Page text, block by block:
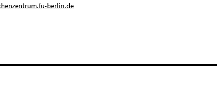
berlin.de